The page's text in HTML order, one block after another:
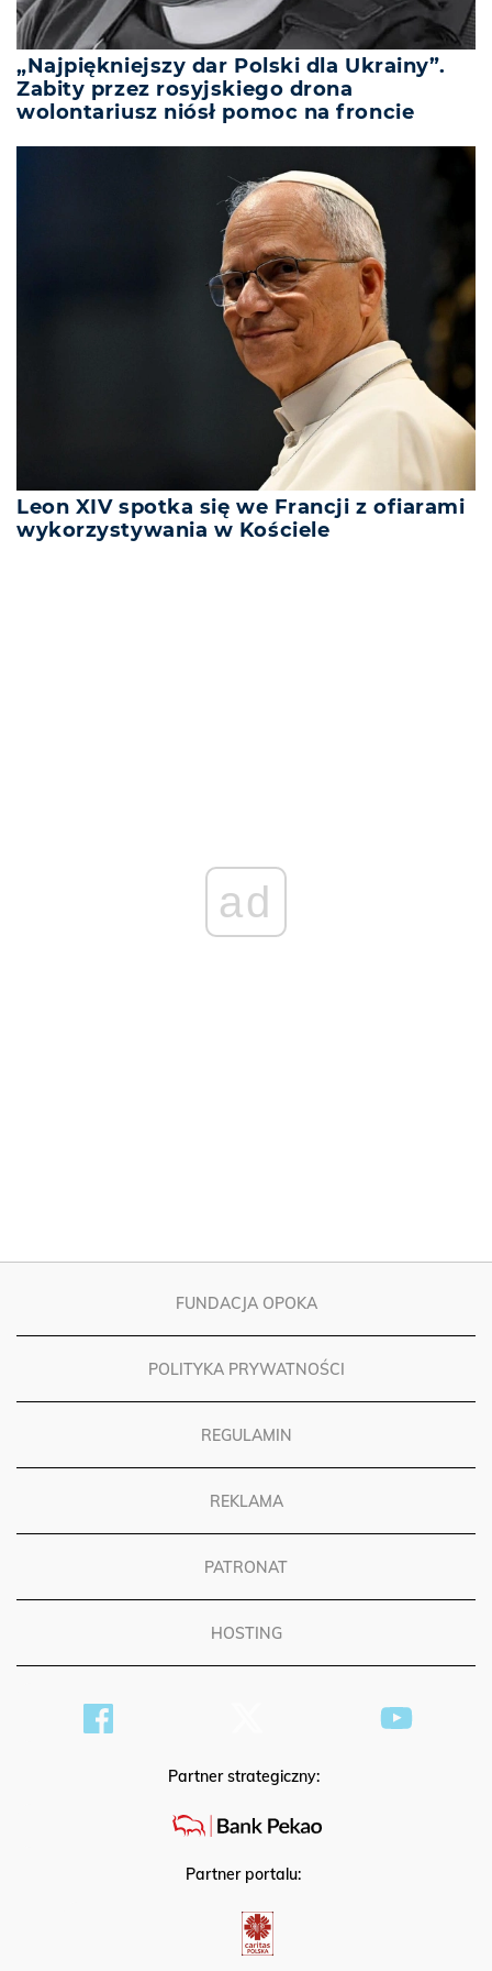
„Najpiękniejszy dar Polski dla Ukrainy”.
Zabity przez rosyjskiego drona
wolontariusz niósł pomoc na froncie
Leon XIV spotka się we Francji z ofiarami
wykorzystywania w Kościele
FUNDACJA OPOKA
POLITYKA PRYWATNOŚCI
REGULAMIN
REKLAMA
PATRONAT
HOSTING
Partner strategiczny:
Partner portalu: